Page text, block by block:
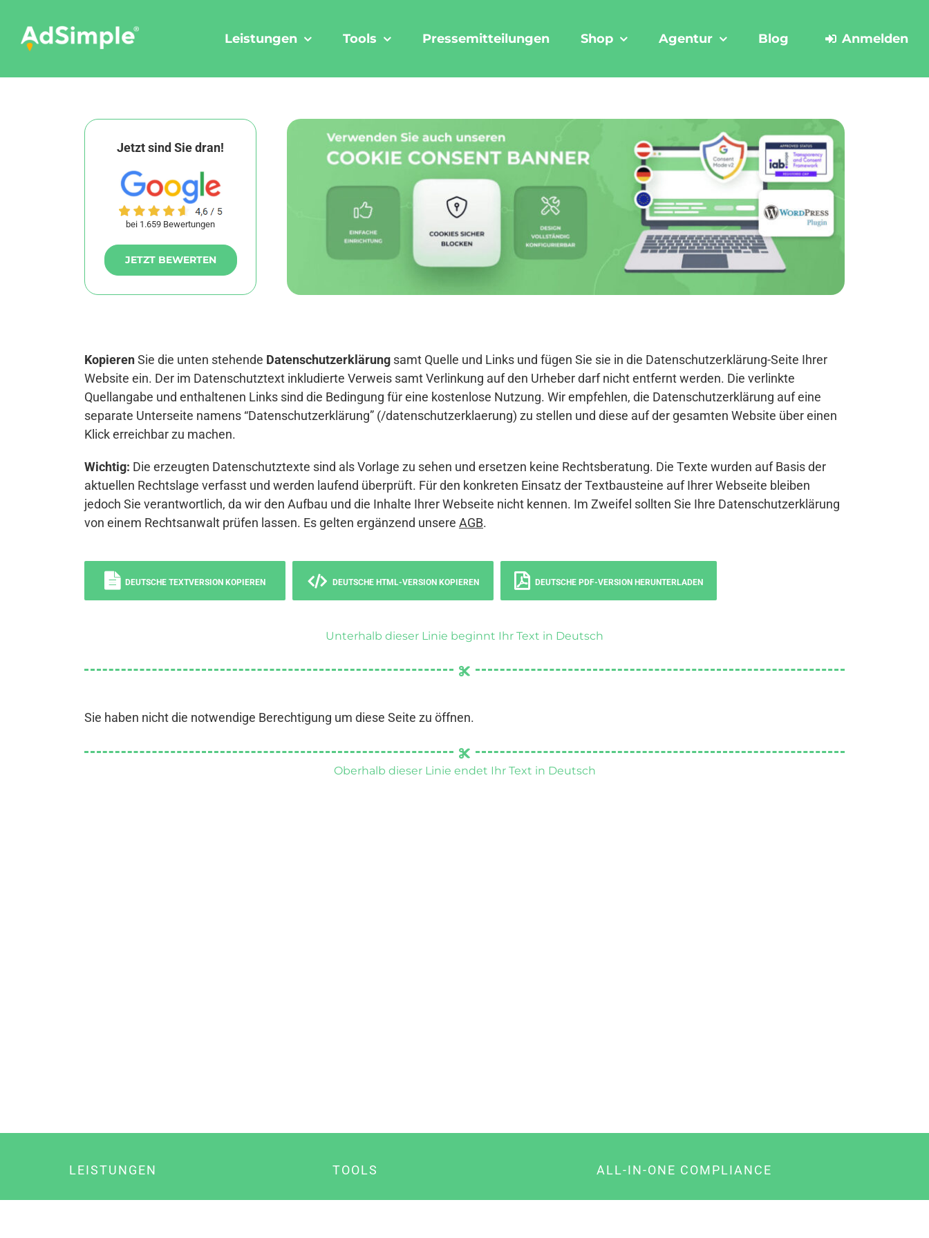
content
Leistungen Tools Pressemitteilungen Shop Agentur Blog Anmelden
Jetzt sind Sie dran!
bei 1.659 Bewertungen
JETZT BEWERTEN
KopierenSie die unten stehende Datenschutzerklärung samt Quelle und Links und fügen Sie sie in die Datenschutzerklärung-Seite Ihrer
Website ein. Der im Datenschutztext inkludierte Verweis samt Verlinkung auf den Urheber darf nicht entfernt werden. Die verlinkte
Quellangabe und enthaltenen Links sind die Bedingung für eine kostenlose Nutzung. Wir empfehlen, die Datenschutzerklärung auf eine
separate Unterseite namens “Datenschutzerklärung” (/datenschutzerklaerung) zu stellen und diese auf der gesamten Website über einen
Klick erreichbar zu machen.
Wichtig: Die erzeugten Datenschutztexte sind als Vorlage zu sehen und ersetzen keine Rechtsberatung. Die Texte wurden auf Basis der
aktuellen Rechtslage verfasst und werden laufend überprüft. Für den konkreten Einsatz der Textbausteine auf Ihrer Webseite bleiben
jedoch Sie verantwortlich, da wir den Aufbau und die Inhalte Ihrer Webseite nicht kennen. Im Zweifel sollten Sie Ihre Datenschutzerklärung
von einem Rechtsanwalt prüfen lassen. Es gelten ergänzend unsere AGB.
DEUTSCHE TEXTVERSION KOPIEREN DEUTSCHE HTML-VERSION KOPIEREN DEUTSCHE PDF-VERSION HERUNTERLADEN
Unterhalb dieser Linie beginnt Ihr Text in Deutsch
Sie haben nicht die notwendige Berechtigung um diese Seite zu öffnen.
Oberhalb dieser Linie endet Ihr Text in Deutsch
LEISTUNGEN TOOLS ALL-IN-ONE COMPLIANCE